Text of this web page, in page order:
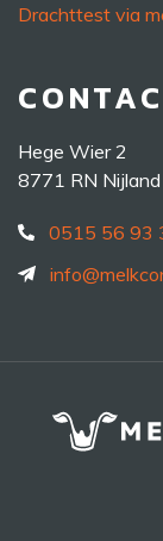
Drachttest via
Hege Wier 2
8771 RN Nijland
0515 56 93